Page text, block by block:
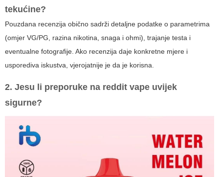
tekućine?
Pouzdana recenzija obično sadrži detaljne podatke o parametrima
(omjer VG/PG, razina nikotina, snaga i ohmi), trajanje testa i
eventualne fotografije. Ako recenzija daje konkretne mjere i
usporediva iskustva, vjerojatnije je da je korisna.
2. Jesu li preporuke na reddit vape uvijek
sigurne?